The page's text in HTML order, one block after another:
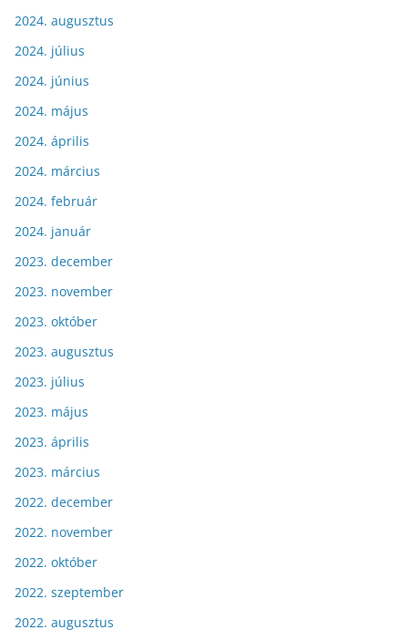
2024. augusztus
2024. július
2024. június
2024. május
2024. április
2024. március
2024. február
2024. január
2023. december
2023. november
2023. október
2023. augusztus
2023. július
2023. május
2023. április
2023. március
2022. december
2022. november
2022. október
2022. szeptember
2022. augusztus